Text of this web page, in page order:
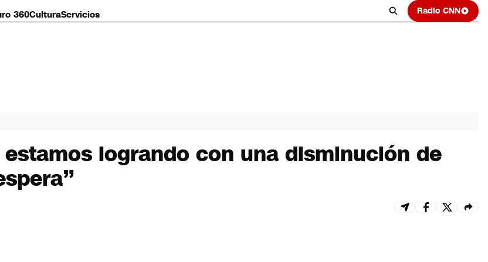
360CulturaServicios Radio CNN
logrando con una disminución de